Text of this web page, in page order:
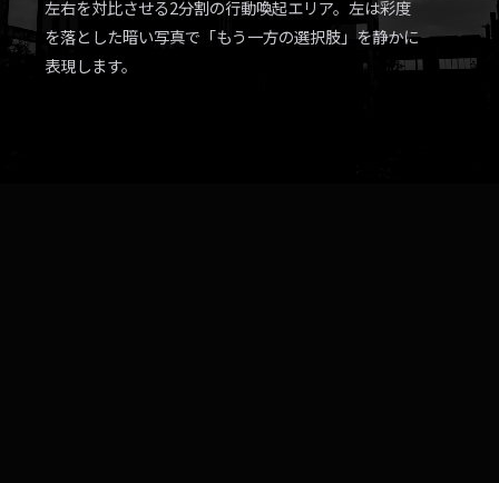
左右を対比させる2分割の行動喚起エリア。左は彩度
を落とした暗い写真で「もう一方の選択肢」を静かに
表現します。